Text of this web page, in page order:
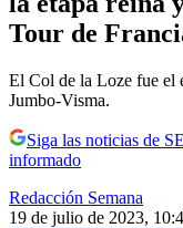
Tour de
El Col de la Loze fue el
Jumbo-Visma.
Siga las noticias de
informado
Redacción Semana
19 de julio de 2023,